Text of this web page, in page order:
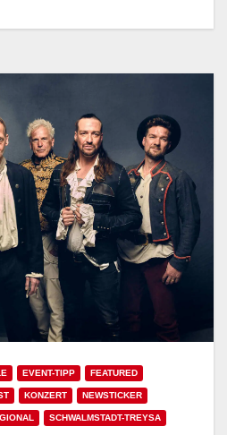
EVENT-TIPP FEATURED
KONZERT NEWSTICKER
SCHWALMSTADT-TREYSA